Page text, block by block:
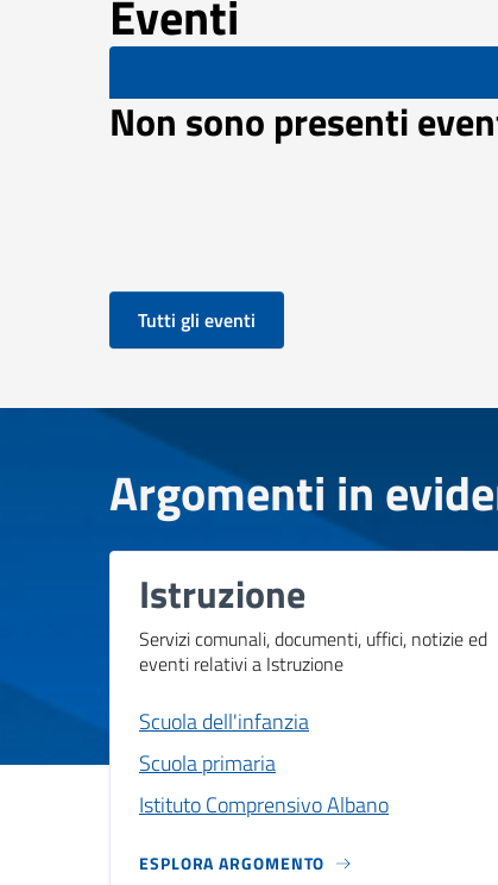
Eventi
Non sono presenti
Tutti gli eventi
Argomenti in
Istruzione
Servizi comunali, documenti, uffici, notizie ed
eventi relativi a Istruzione
Scuola dell'infanzia
Scuola primaria
Istituto Comprensivo Albano
ESPLORA ARGOMENTO